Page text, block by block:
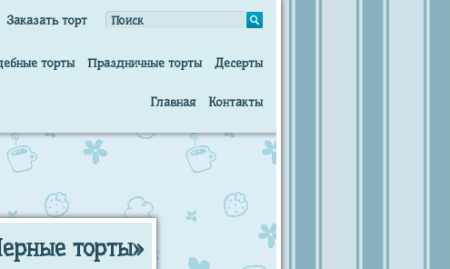
Заказать торт
торты Праздничные торты Десерты
Главная Контакты
торты»